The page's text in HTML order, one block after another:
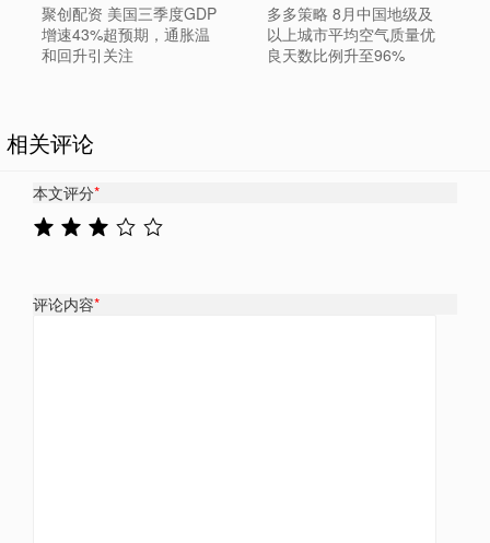
聚创配资 美国三季度GDP
增速43%超预期，通胀温
和回升引关注
多多策略 8月中国地级及
以上城市平均空气质量优
良天数比例升至96%
相关评论
本文评分*
评论内容*